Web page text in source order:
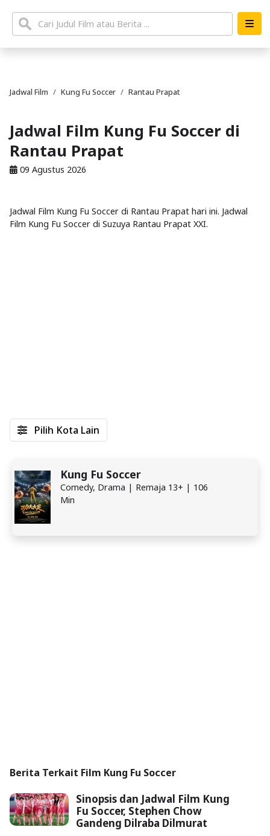
Jadwal Film Kung Fu Soccer Rantau Prapat
Jadwal Film Kung Fu Soccer di
Rantau Prapat
09 Agustus 2026
Jadwal Film Kung Fu Soccer di Rantau Prapat hari ini. Jadwal
Film Kung Fu Soccer di Suzuya Rantau Prapat XXI.
Kung Fu Soccer
Comedy, Drama | Remaja 13+ | 106
Min
Pilih Kota Lain
Berita Terkait Film Kung Fu Soccer
Sinopsis dan Jadwal Film Kung
Fu Soccer, Stephen Chow
Gandeng Dilraba Dilmurat